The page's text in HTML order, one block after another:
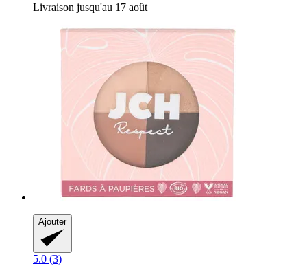
Livraison jusqu'au 17 août
Ajouter
5.0 (3)